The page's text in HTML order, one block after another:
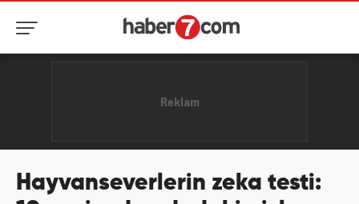
Hayvanseverlerin zeka testi: